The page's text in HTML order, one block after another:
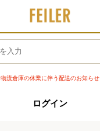
物流倉庫の休業に伴う配送のお知らせ
ログイン